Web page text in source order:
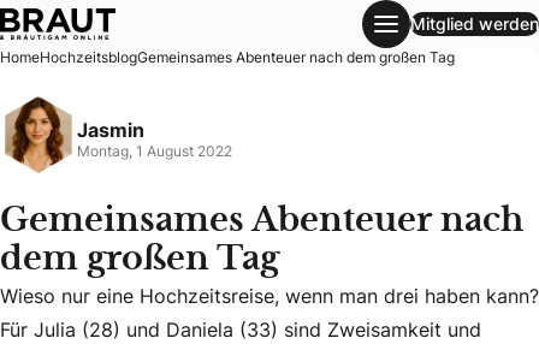
Gemeinsames Abenteuer nach dem großen Tag
Mitglied werden
HomeHochzeitsblogGemeinsames Abenteuer nach dem großen Tag
Jasmin
Montag, 1 August 2022
Gemeinsames Abenteuer nach
dem großen Tag
Wieso nur eine Hochzeitsreise, wenn man drei haben
Wieso nur eine Hochzeitsreise, wenn man drei haben kann?
Für Julia (28) und Daniela (33) sind Zweisamkeit und